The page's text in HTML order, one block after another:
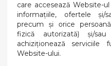
care accesează Website-
informațiile, ofertele și/
precum și orice
fizică autorizată) și/
achiziționează serviciile
Website-ului.